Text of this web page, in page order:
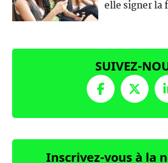
elle signer la
SUIVEZ-
Inscrivez-vous à la